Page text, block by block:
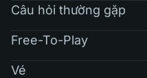
Câu hỏi thường gặp
Free-To-Play
Vé